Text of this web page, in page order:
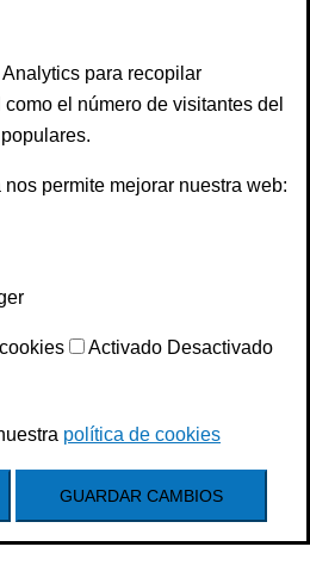
para recopilar
el número de visitantes del
permite mejorar nuestra web:
Activado Desactivado
política de cookies
GUARDAR CAMBIOS